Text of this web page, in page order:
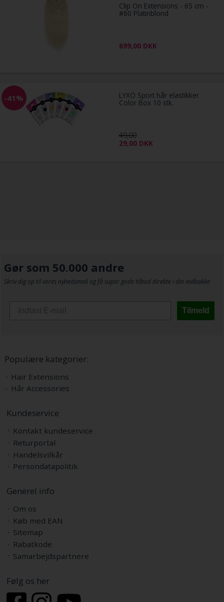
Clip On Extensions - 65 cm -
#60 Platinblond
699,00 DKK
-41% LYXO Sport hår elastikker
Color Box 10 stk.
49,00
29,00 DKK
Gør som 50.000 andre
Skriv dig op til vores nyhedsmail og få super gode tilbud direkte i din indbakke
Tilmeld
Populære kategorier:
Hair Extensions
Hår Accessories
Kundeservice
Kontakt kundeservice
Returportal
Handelsvilkår
Persondatapolitik
Generel info
Om os
Køb med EAN
Sitemap
Rabatkode
Samarbejdspartnere
Følg os her